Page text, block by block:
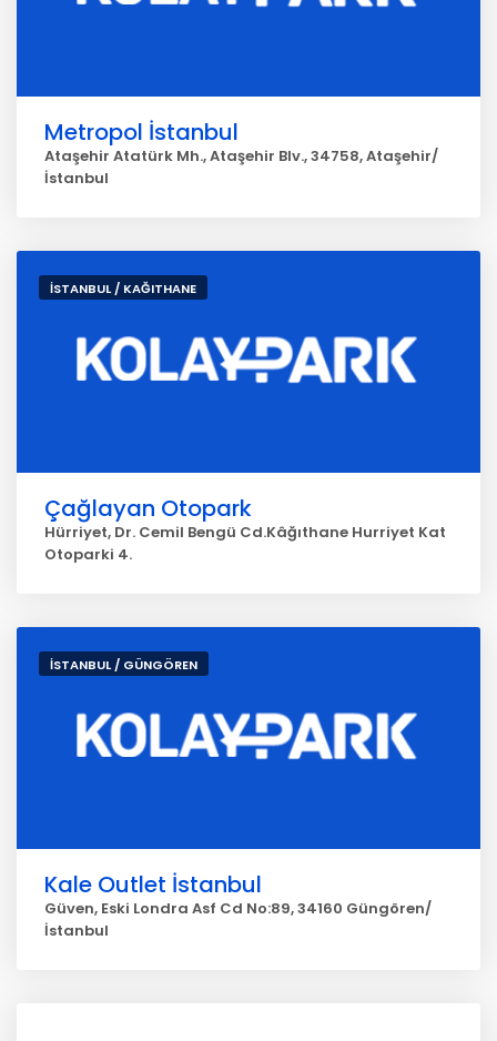
Metropol İstanbul
Ataşehir Atatürk Mh., Ataşehir Blv., 34758, Ataşehir/
İstanbul
İSTANBUL / KAĞITHANE
Çağlayan Otopark
Hürriyet, Dr. Cemil Bengü Cd.Kâğıthane Hurriyet Kat
Otoparki 4.
İSTANBUL / GÜNGÖREN
Kale Outlet İstanbul
Güven, Eski Londra Asf Cd No:89, 34160 Güngören/
İstanbul